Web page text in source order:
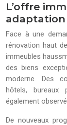
L’offre
Face à une
rénovation haut
immeubles
des biens
moderne. Des
hôtels, bureaux
également
De nouveaux